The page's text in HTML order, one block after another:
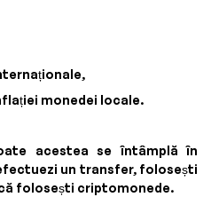
monedei locale.
acestea se întâmplă în
un transfer, folosești
folosești criptomonede.